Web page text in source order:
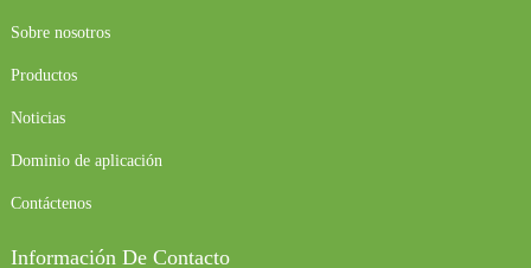
Sobre nosotros
Productos
Noticias
Dominio de aplicación
Contáctenos
Información De Contacto